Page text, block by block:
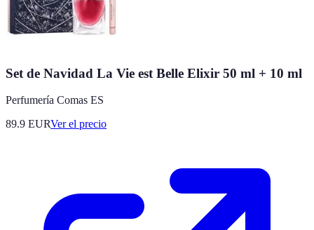
Set de Navidad La Vie est Belle Elixir 50 ml + 10 ml
Perfumería Comas ES
89.9 EURVer el precio